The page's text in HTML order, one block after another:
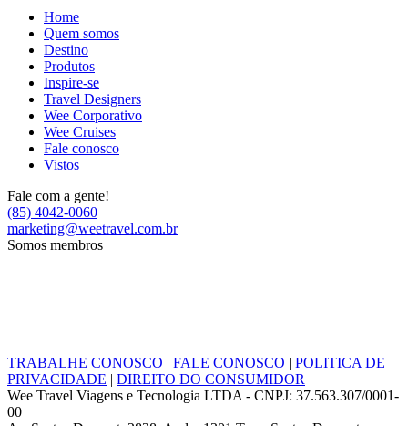
Home
Quem somos
Destino
Produtos
Inspire-se
Travel Designers
Wee Corporativo
Wee Cruises
Fale conosco
Vistos
Fale com a gente!
(85) 4042-0060
marketing@weetravel.com.br
Somos membros
TRABALHE CONOSCO FALE CONOSCO
POLITICA DE
PRIVACIDADE
DIREITO DO CONSUMIDOR
Wee Travel Viagens e Tecnologia LTDA - CNPJ: 37.563.307/0001-
00